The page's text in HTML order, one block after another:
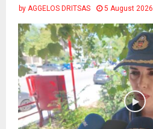
by AGGELOS DRITSAS 5 August 2026